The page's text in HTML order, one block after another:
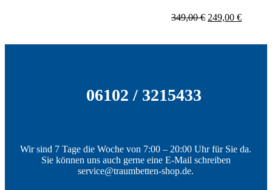
349,00€ Ursprünglicher
249,00 €
06102 / 3215433
Wir sind 7 Tage die Woche von 7:00 – 20:00 Uhr für Sie da.
Sie können uns auch gerne eine E-Mail schreiben
service@traumbetten-shop.de.